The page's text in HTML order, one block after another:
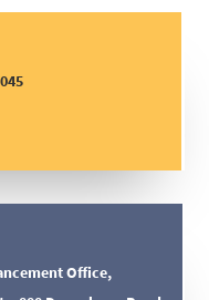
Office,